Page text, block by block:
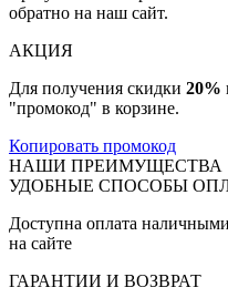
обратно на наш сайт.
АКЦИЯ
Для получения скидки 20%
"промокод" в корзине.
Копировать промокод
НАШИ ПРЕИМУЩЕСТВА
УДОБНЫЕ СПОСОБЫ
Доступна оплата наличными
на сайте
ГАРАНТИИ И ВОЗВРАТ